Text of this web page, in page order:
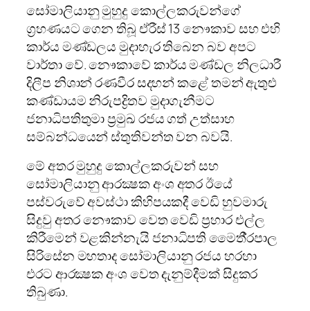
සෝමාලියානු මුහුදු කොල්ලකරුවන්ගේ
ග‍්‍රහණයට ගෙන තිබූ ඒරීස් 13 නෞකාව සහ එහි
කාර්ය මණ්ඩලය මුදාහැර තිබෙන බව අපට
වාර්තා වේ. නෞකාවේ කාර්ය මණ්ඩල නිලධාරී
දිලීප නිශාන් රණවීර සදහන් කළේ තමන් ඇතුළු
කණ්ඩායම නිරුපද්‍රිතව මුදාගැනීමට
ජනාධිපතිතුමා ප්‍රමුඛ රජය ගත් උත්සාහ
සම්බන්ධයෙන් ස්තුතිවන්ත වන බවයි.
මේ අතර මුහුදු කොල්ලකරුවන් සහ
සෝමාලියානු ආරක්‍ෂක අංශ අතර ඊයේ
පස්වරුවේ අවස්ථා කිහිපයකදී වෙඩි හුවමාරු
සිදුවු අතර නෞකාව වෙත වෙඩි ප‍්‍රහාර එල්ල
කිරීමෙන් වළකින්නැයි ජනාධිපති මෛතී‍්‍රපාල
සිරිසේන මහතාද සෝමාලියානු රජය හරහා
එරට ආරක්‍ෂක අංශ වෙත දැනුම්දීමක් සිදුකර
තිබුණා.